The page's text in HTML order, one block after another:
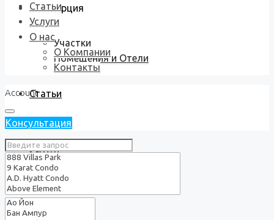
Коммерция
Участки
Помещения и Отели
Статьи
Услуги
О нас
Статьи
Услуги
О нас
О Компании
Контакты
Account
Консультация